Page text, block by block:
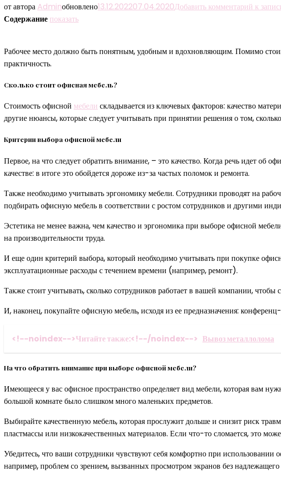
от автора Adminобновлено13.12.202207.04.2020Добавить комментарий к
Содержание показать
Рабочее место должно быть понятным, удобным и вдохновляющим. Помимо
практичность.
Сколько стоит офисная мебель?
Стоимость офисной мебели складывается из ключевых факторов: качество
другие нюансы, которые следует учитывать при принятии решения о том,
Критерии выбора офисной мебели
Первое, на что следует обратить внимание, – это качество. Когда речь идет об
качестве: в итоге это обойдется дороже из-за частых поломок и ремонта.
Также необходимо учитывать эргономику мебели. Сотрудники проводят на
подбирать офисную мебель в соответствии с ростом сотрудников и другими
Эстетика не менее важна, чем качество и эргономика при выборе офисной
на производительности труда.
И еще один критерий выбора, который необходимо учитывать при покупке
эксплуатационные расходы с течением времени (например, ремонт).
Также стоит учитывать, сколько сотрудников работает в вашей компании,
И, наконец, покупайте офисную мебель, исходя из ее предназначения:
<!--noindex-->Читайте также:<!--/noindex--> Вывоз металлолома
На что обратить внимание при выборе офисной мебели?
Имеющееся у вас офисное пространство определяет вид мебели, которая вам
большой комнате было слишком много маленьких предметов.
Выбирайте качественную мебель, которая прослужит дольше и снизит риск
пластмассы или низкокачественных материалов. Если что-то сломается, это
Убедитесь, что ваши сотрудники чувствуют себя комфортно при
например, проблем со зрением, вызванных просмотром экранов без